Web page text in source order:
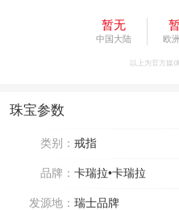
暂无
中国大陆 欧
以上为官方媒
珠宝参数
类别： 戒指
品牌： 卡瑞拉•卡瑞拉
发源地： 瑞士品牌